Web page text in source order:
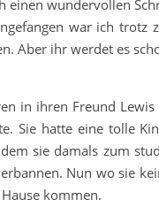
wundervollen
war ich trotz
Aber ihr werdet es
in ihren Freund
Sie hatte eine tolle
sie damals zum
Nun wo sie
kommen.